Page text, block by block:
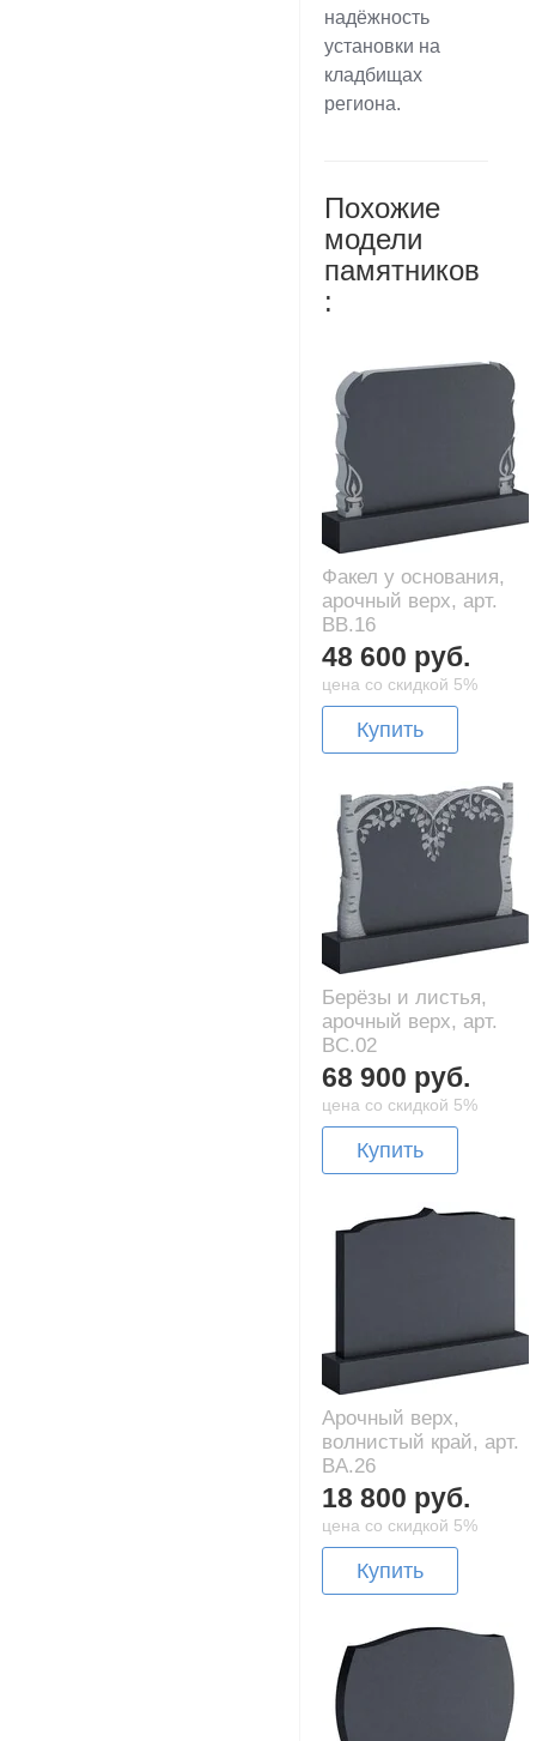
надёжность
установки на
кладбищах
региона.
Похожие
модели
памятников
:
Факел у основания,
арочный верх, арт.
BB.16
48 600 руб.
цена со скидкой 5%
Купить
Берёзы и листья,
арочный верх, арт.
BC.02
68 900 руб.
цена со скидкой 5%
Купить
Арочный верх,
волнистый край, арт.
BA.26
18 800 руб.
цена со скидкой 5%
Купить